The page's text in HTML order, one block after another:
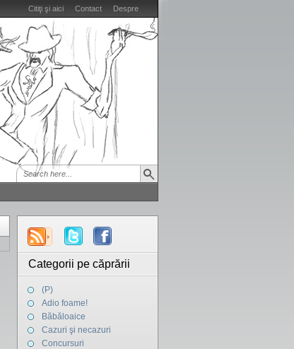
Citiţi şi aici Contact Despre
Categorii pe căprării
(P)
Adio foame!
Băbăloaice
Cazuri şi necazuri
Concursuri